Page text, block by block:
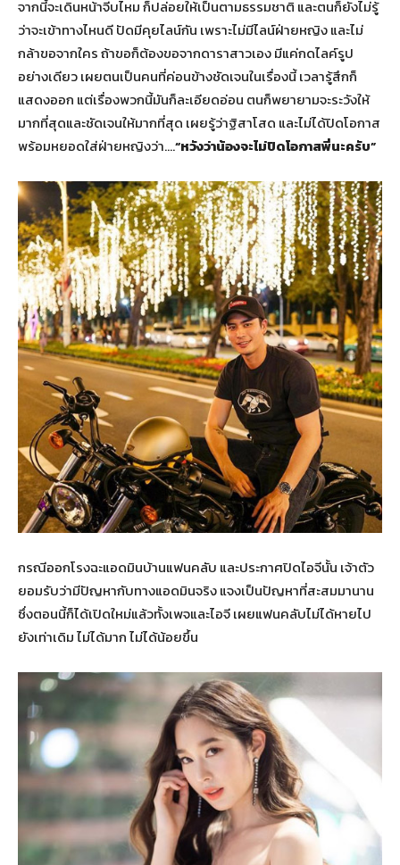
จากนี้จะเดินหน้าจีบไหม ก็ปล่อยให้เป็นตามธรรมชาติ และตนก็ยังไม่รู้
ว่าจะเข้าทางไหนดี ปัดมีคุยไลน์กัน เพราะไม่มีไลน์ฝ่ายหญิง และไม่
กล้าขอจากใคร ถ้าขอก็ต้องขอจากดาราสาวเอง มีแค่กดไลค์รูป
อย่างเดียว เผยตนเป็นคนที่ค่อนข้างชัดเจนในเรื่องนี้ เวลารู้สึกก็
แสดงออก แต่เรื่องพวกนี้มันก็ละเอียดอ่อน ตนก็พยายามจะระวังให้
มากที่สุดและชัดเจนให้มากที่สุด เผยรู้ว่าฐิสาโสด และไม่ได้ปิดโอกาส
พร้อมหยอดใส่ฝ่ายหญิงว่า….“หวังว่าน้องจะไม่ปิดโอกาสพี่นะครับ”
กรณีออกโรงฉะแอดมินบ้านแฟนคลับ และประกาศปิดไอจีนั้น เจ้าตัว
ยอมรับว่ามีปัญหากับทางแอดมินจริง แจงเป็นปัญหาที่สะสมมานาน
ซึ่งตอนนี้ก็ได้เปิดใหม่แล้วทั้งเพจและไอจี เผยแฟนคลับไม่ได้หายไป
ยังเท่าเดิม ไม่ได้มาก ไม่ได้น้อยขึ้น